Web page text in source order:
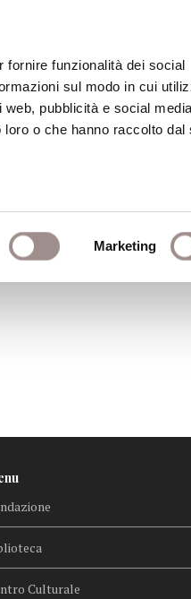
fornire funzionalità dei social
sul modo in cui
pubblicità e social
o che hanno raccolto dal
Marketing
Centro Studi Religiosi
Culturale